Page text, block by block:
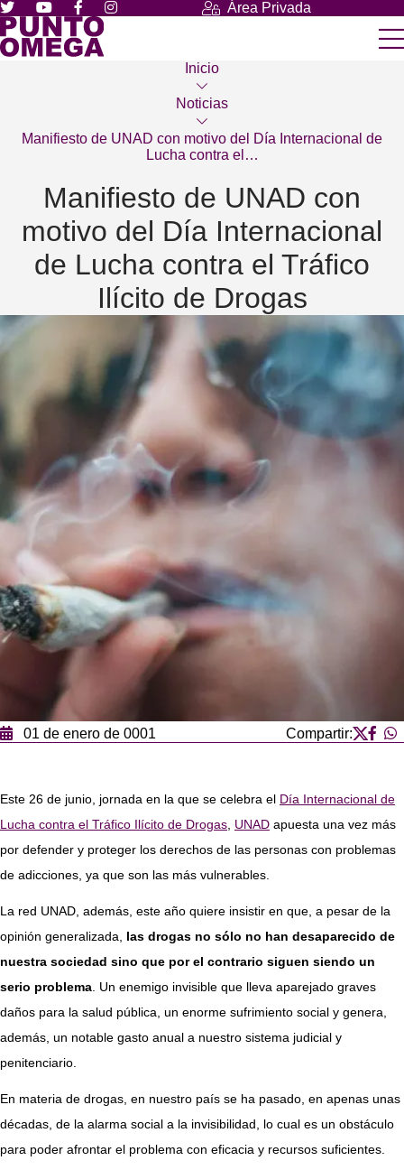
Área Privada
Inicio
Noticias
Manifiesto de UNAD con motivo del Día Internacional de
Lucha contra el…
Manifiesto de UNAD con
motivo del Día Internacional
de Lucha contra el Tráfico
Ilícito de Drogas
01 de enero de 0001 Compartir:
Este 26 de junio, jornada en la que se celebra el Día Internacional de
Lucha contra el Tráfico Ilícito de Drogas UNAD apuesta una vez más
por defender y proteger los derechos de las personas con problemas
de adicciones, ya que son las más vulnerables.
La red UNAD, además, este año quiere insistir en que, a pesar de la
opinión generalizada, las drogas no sólo no han desaparecido de
nuestra sociedad sino que por el contrario siguen siendo un
serio problema . Un enemigo invisible que lleva aparejado graves
daños para la salud pública, un enorme sufrimiento social y genera,
además, un notable gasto anual a nuestro sistema judicial y
penitenciario.
En materia de drogas, en nuestro país se ha pasado, en apenas unas
décadas, de la alarma social a la invisibilidad, lo cual es un obstáculo
para poder afrontar el problema con eficacia y recursos suficientes.